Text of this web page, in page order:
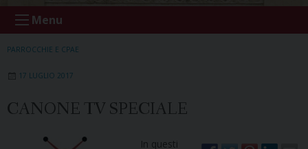
Menu
PARROCCHIE E CPAE
17 LUGLIO 2017
CANONE TV SPECIALE
In questi